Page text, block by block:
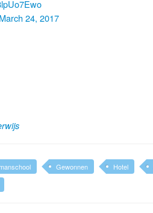
March 24, 2017
Gewonnen Hotel